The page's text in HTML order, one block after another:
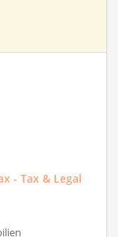
- Tax & Legal